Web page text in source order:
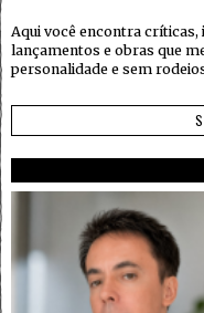
Aqui você encontra críticas,
lançamentos e obras que
personalidade e sem